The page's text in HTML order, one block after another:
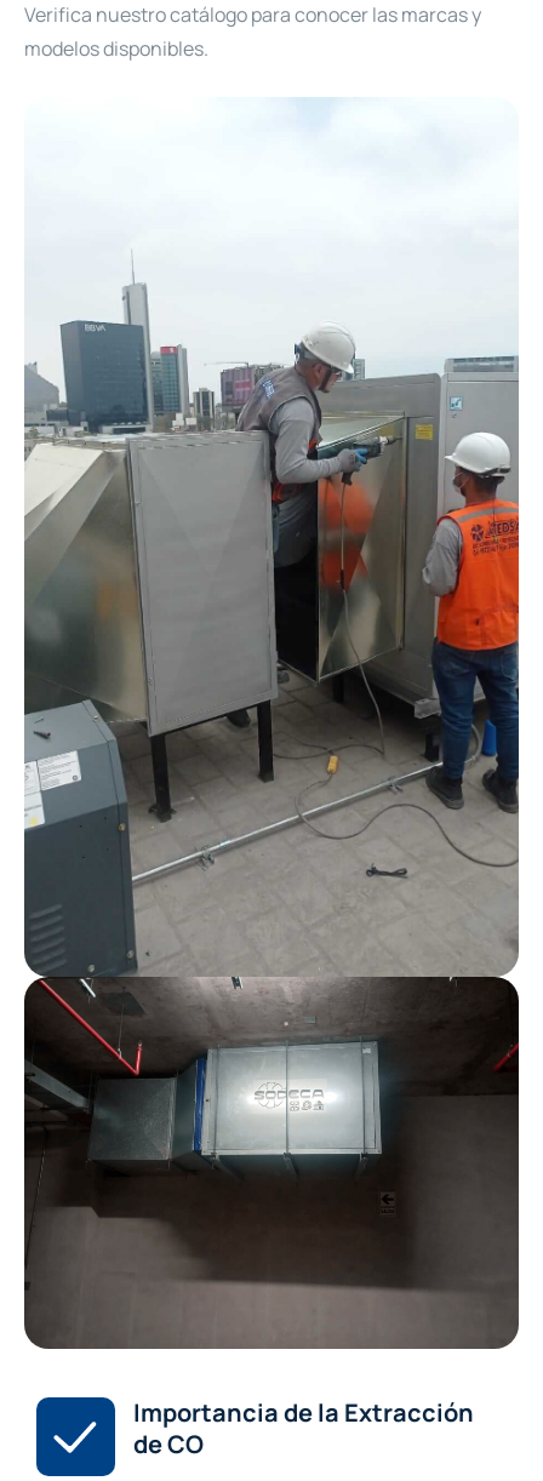
Verifica nuestro catálogo para conocer las marcas y
modelos disponibles.
Importancia de la Extracción
de CO